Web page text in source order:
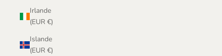
Irlande
(EUR €)
Islande
(EUR €)